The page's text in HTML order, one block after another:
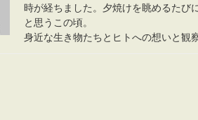
時が経ちました。夕焼けを眺めるたび
と思うこの頃。
身近な生き物たちとヒトへの想いと観